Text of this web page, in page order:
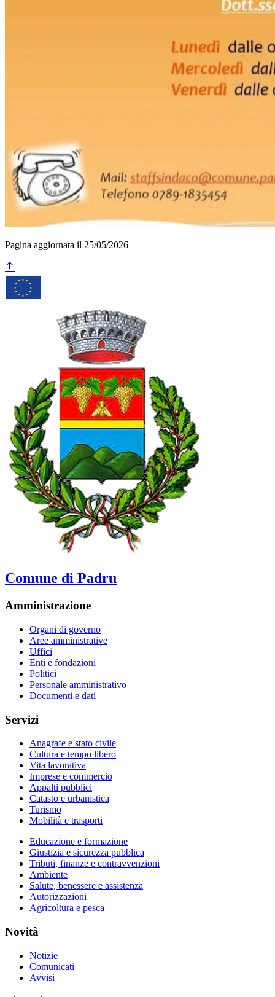
Pagina aggiornata il 25/05/2026
Comune di Padru
Amministrazione
Organi di governo
Aree amministrative
Uffici
Enti e fondazioni
Politici
Personale amministrativo
Documenti e dati
Servizi
Anagrafe e stato civile
Cultura e tempo libero
Vita lavorativa
Imprese e commercio
Appalti pubblici
Catasto e urbanistica
Turismo
Mobilità e trasporti
Educazione e formazione
Giustizia e sicurezza pubblica
Tributi, finanze e contravvenzioni
Ambiente
Salute, benessere e assistenza
Autorizzazioni
Agricoltura e pesca
Novità
Notizie
Comunicati
Avvisi